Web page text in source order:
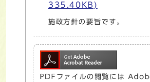
335.40KB)
施政方針の要旨です。
PDFファイルの閲覧には